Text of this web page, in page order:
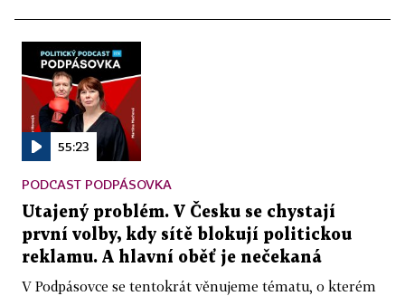
55:23
PODCAST PODPÁSOVKA
Utajený problém. V Česku se chystají
první volby, kdy sítě blokují politickou
reklamu. A hlavní oběť je nečekaná
V Podpásovce se tentokrát věnujeme tématu, o kterém